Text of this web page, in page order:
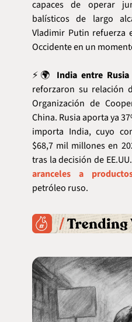
capaces de operar
balísticos de largo
Vladimir Putin refuerza
Occidente en un
⚡🌍 India entre Rusia
reforzaron su relación
Organización de
China. Rusia aporta ya
importa India, cuyo
$68,7 mil millones en
tras la decisión de
aranceles a
petróleo ruso.